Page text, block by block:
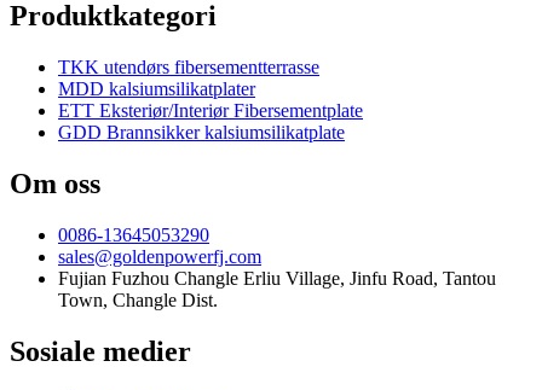
Produktkategori
TKK utendørs fibersementterrasse
MDD kalsiumsilikatplater
ETT Eksteriør/Interiør Fibersementplate
GDD Brannsikker kalsiumsilikatplate
Om oss
0086-13645053290
sales@goldenpowerfj.com
Fujian Fuzhou Changle Erliu Village, Jinfu Road, Tantou
Town, Changle Dist.
Sosiale medier